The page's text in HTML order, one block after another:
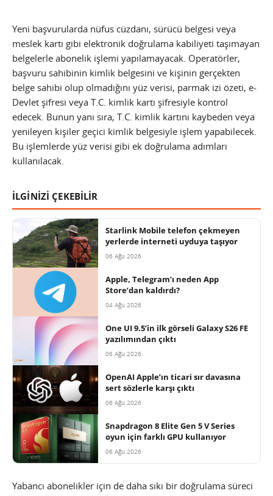
Yeni başvurularda nüfus cüzdanı, sürücü belgesi veya
meslek kartı gibi elektronik doğrulama kabiliyeti taşımayan
belgelerle abonelik işlemi yapılamayacak. Operatörler,
başvuru sahibinin kimlik belgesini ve kişinin gerçekten
belge sahibi olup olmadığını yüz verisi, parmak izi özeti, e-
Devlet şifresi veya T.C. kimlik kartı şifresiyle kontrol
edecek. Bunun yanı sıra, T.C. kimlik kartını kaybeden veya
yenileyen kişiler geçici kimlik belgesiyle işlem yapabilecek.
Bu işlemlerde yüz verisi gibi ek doğrulama adımları
kullanılacak.
İLGİNİZİ ÇEKEBİLİR
Starlink Mobile telefon çekmeyen
yerlerde interneti uyduya taşıyor
06 Ağu 2026
Apple, Telegram’ı neden App
Store’dan kaldırdı?
04 Ağu 2026
One UI 9.5’in ilk görseli Galaxy S26 FE
yazılımından çıktı
06 Ağu 2026
OpenAI Apple’ın ticari sır davasına
sert sözlerle karşı çıktı
06 Ağu 2026
Snapdragon 8 Elite Gen 5 V Series
oyun için farklı GPU kullanıyor
06 Ağu 2026
Yabancı abonelikler için de daha sıkı bir doğrulama süreci